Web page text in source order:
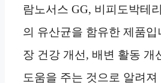
람노서스 GG, 비피도박테
의 유산균을 함유한 제품입
장 건강 개선, 배변 활동 개
도움을 주는 것으로 알려져